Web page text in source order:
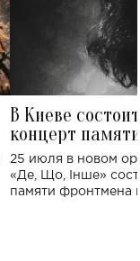
В Киеве
концерт
Клименко:
исполнят песни
25 июля в новом
«Де, Що, Інше»
памяти фронтмена